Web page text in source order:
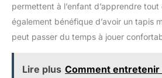
permettent à l’enfant d’apprendre tout
également bénéfique d’avoir un tapis
peut passer du temps à jouer
Lire plus Comment entretenir